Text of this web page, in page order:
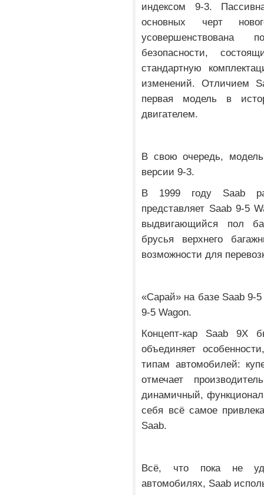
индексом 9-3.
основных черт
безопасности,
стандартную
изменений. Отличием
первая модель в
двигателем.
В свою очередь,
версии 9-3.
В 1999 году Saab
представляет Saab 9-5
выдвигающийся пол
брусья верхнего
возможности для
«Сарай» на базе Saab 9-
9-5 Wagon.
Концепт-кар Saab 9Х
объединяет
типам автомобилей:
отмечает
динамичный,
себя всё самое
Saab.
Всё, что пока не
автомобилях, Saab